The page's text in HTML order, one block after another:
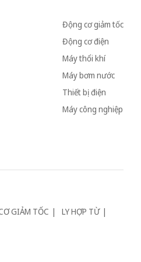
Động cơ giảm tốc
Động cơ điện
Máy thổi khí
Máy bơm nước
Thiết bị điện
Máy công nghiệp
GIẢM TỐC
LY HỢP TỪ